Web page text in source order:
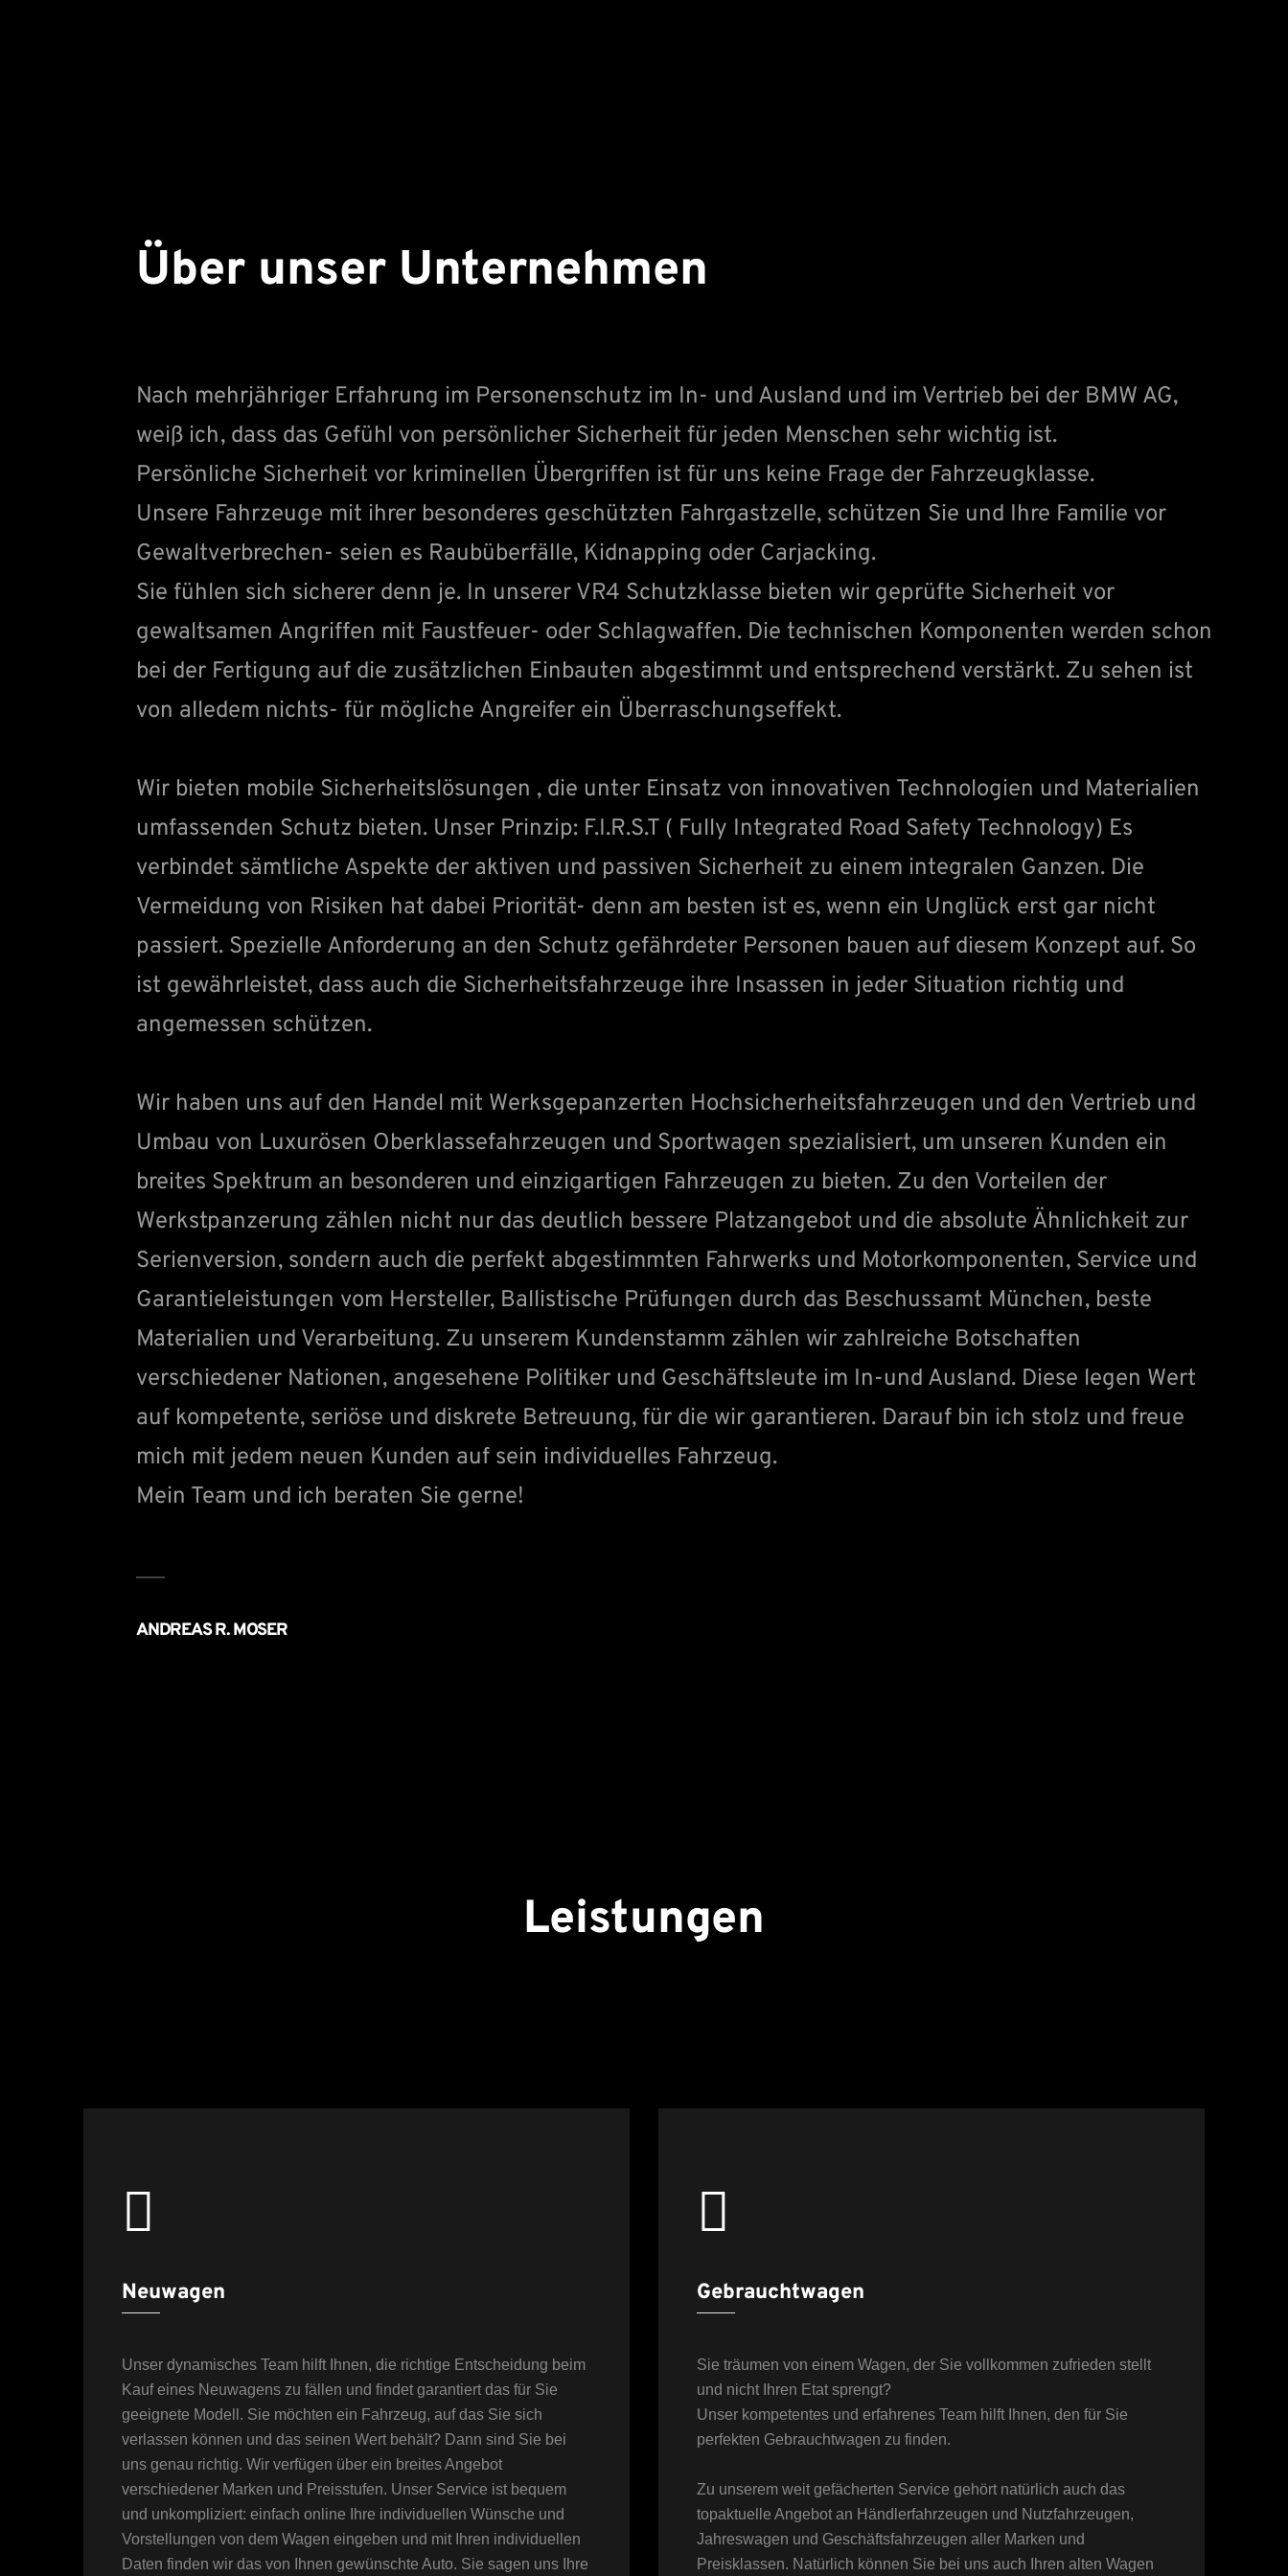
Über unser Unternehmen
Nach mehrjähriger Erfahrung im Personenschutz im In- und Ausland und im Vertrieb bei der BMW AG,
weiß ich, dass das Gefühl von persönlicher Sicherheit für jeden Menschen sehr wichtig ist.
Persönliche Sicherheit vor kriminellen Übergriffen ist für uns keine Frage der Fahrzeugklasse.
Unsere Fahrzeuge mit ihrer besonderes geschützten Fahrgastzelle, schützen Sie und Ihre Familie vor
Gewaltverbrechen- seien es Raubüberfälle, Kidnapping oder Carjacking.
Sie fühlen sich sicherer denn je. In unserer VR4 Schutzklasse bieten wir geprüfte Sicherheit vor
gewaltsamen Angriffen mit Faustfeuer- oder Schlagwaffen. Die technischen Komponenten werden schon
bei der Fertigung auf die zusätzlichen Einbauten abgestimmt und entsprechend verstärkt. Zu sehen ist
von alledem nichts- für mögliche Angreifer ein Überraschungseffekt.
Wir bieten mobile Sicherheitslösungen , die unter Einsatz von innovativen Technologien und Materialien
umfassenden Schutz bieten. Unser Prinzip: F.I.R.S.T ( Fully Integrated Road Safety Technology) Es
verbindet sämtliche Aspekte der aktiven und passiven Sicherheit zu einem integralen Ganzen. Die
Vermeidung von Risiken hat dabei Priorität- denn am besten ist es, wenn ein Unglück erst gar nicht
passiert. Spezielle Anforderung an den Schutz gefährdeter Personen bauen auf diesem Konzept auf. So
ist gewährleistet, dass auch die Sicherheitsfahrzeuge ihre Insassen in jeder Situation richtig und
angemessen schützen.
Wir haben uns auf den Handel mit Werksgepanzerten Hochsicherheitsfahrzeugen und den Vertrieb und
Umbau von Luxurösen Oberklassefahrzeugen und Sportwagen spezialisiert, um unseren Kunden ein
breites Spektrum an besonderen und einzigartigen Fahrzeugen zu bieten. Zu den Vorteilen der
Werkstpanzerung zählen nicht nur das deutlich bessere Platzangebot und die absolute Ähnlichkeit zur
Serienversion, sondern auch die perfekt abgestimmten Fahrwerks und Motorkomponenten, Service und
Garantieleistungen vom Hersteller, Ballistische Prüfungen durch das Beschussamt München, beste
Materialien und Verarbeitung. Zu unserem Kundenstamm zählen wir zahlreiche Botschaften
verschiedener Nationen, angesehene Politiker und Geschäftsleute im In-und Ausland. Diese legen Wert
auf kompetente, seriöse und diskrete Betreuung, für die wir garantieren. Darauf bin ich stolz und freue
mich mit jedem neuen Kunden auf sein individuelles Fahrzeug.
Mein Team und ich beraten Sie gerne!
ANDREAS R. MOSER
Leistungen
Neuwagen
Unser dynamisches Team hilft Ihnen, die richtige Entscheidung beim
Kauf eines Neuwagens zu fällen und findet garantiert das für Sie
geeignete Modell. Sie möchten ein Fahrzeug, auf das Sie sich
verlassen können und das seinen Wert behält? Dann sind Sie bei
uns genau richtig. Wir verfügen über ein breites Angebot
verschiedener Marken und Preisstufen. Unser Service ist bequem
und unkompliziert: einfach online Ihre individuellen Wünsche und
Vorstellungen von dem Wagen eingeben und mit Ihren individuellen
Daten finden wir das von Ihnen gewünschte Auto. Sie sagen uns Ihre
Gebrauchtwagen
Sie träumen von einem Wagen, der Sie vollkommen zufrieden stellt
und nicht Ihren Etat sprengt?
Unser kompetentes und erfahrenes Team hilft Ihnen, den für Sie
perfekten Gebrauchtwagen zu finden.
Zu unserem weit gefächerten Service gehört natürlich auch das
topaktuelle Angebot an Händlerfahrzeugen und Nutzfahrzeugen,
Jahreswagen und Geschäftsfahrzeugen aller Marken und
Preisklassen. Natürlich können Sie bei uns auch Ihren alten Wagen